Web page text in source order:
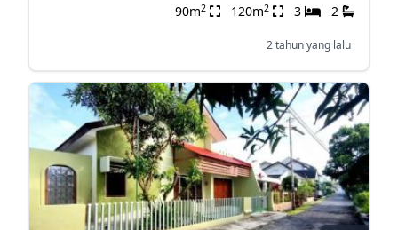
90m2 120m2 3 2
2 tahun yang lalu